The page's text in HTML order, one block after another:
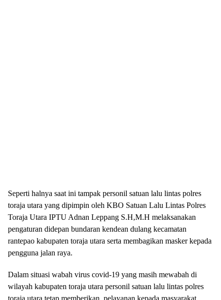
Seperti halnya saat ini tampak personil satuan lalu lintas polres
toraja utara yang dipimpin oleh KBO Satuan Lalu Lintas Polres
Toraja Utara IPTU Adnan Leppang S.H,M.H melaksanakan
pengaturan didepan bundaran kendean dulang kecamatan
rantepao kabupaten toraja utara serta membagikan masker kepada
pengguna jalan raya.
Dalam situasi wabah virus covid-19 yang masih mewabah di
wilayah kabupaten toraja utara personil satuan lalu lintas polres
toraja utara tetap memberikan pelayanan kepada masyarakat